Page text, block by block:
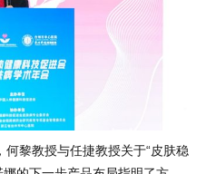
黎教授与任捷教授关于“皮肤稳